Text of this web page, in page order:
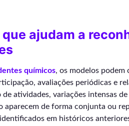
ajudam a
químicos, os modelos
avaliações periódicas e
de atividades, variações intensas
aparecem de forma conjunta ou
em históricos